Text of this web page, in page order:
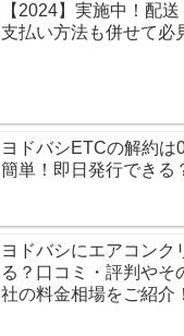
【2024】実施中！配
支払い方法も併せて必
ヨドバシETCの解約は
簡単！即日発行できる
ヨドバシにエアコンク
る？口コミ・評判やそ
社の料金相場をご紹介！